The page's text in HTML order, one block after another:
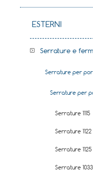
ESTERNI
Serrature e
Serrature per
Serrature per
Serrature 1115
Serrature 1122
Serrature 1125
Serrature